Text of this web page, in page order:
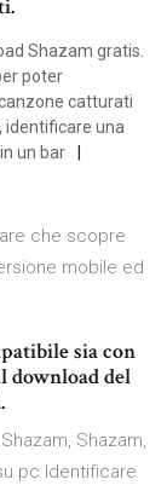
Shazam gratis.
poter
catturati
identificare una
un bar
che scopre
mobile ed
sia con
download del
Shazam,
pc Identificare